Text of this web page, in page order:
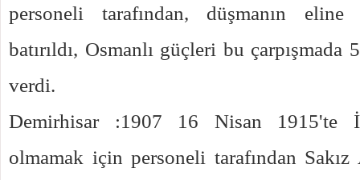
personeli tarafından, düşmanın
batırıldı, Osmanlı güçleri bu çarpışmada
verdi.
Demirhisar :1907 16 Nisan 1915'te
olmamak için personeli tarafından Sakız